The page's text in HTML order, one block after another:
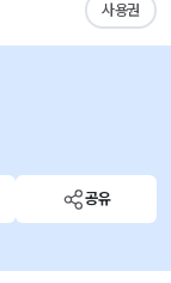
사용권
공유